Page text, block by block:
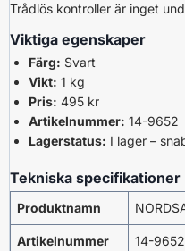
Trådlös kontroller är inget
Viktiga egenskaper
Färg: Svart
Vikt: 1 kg
Pris: 495 kr
Artikelnummer: 14-9652
Lagerstatus: I lager –
Tekniska specifikationer
Produktnamn
Artikelnummer 14-9652